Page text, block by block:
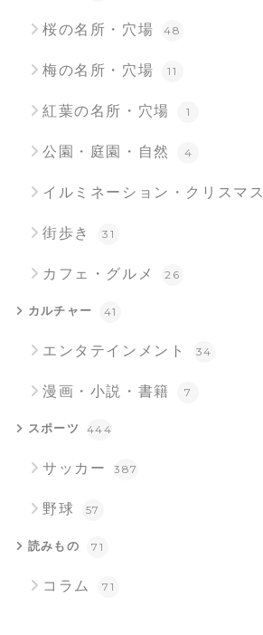
桜の名所・穴場 48
梅の名所・穴場 11
紅葉の名所・穴場 1
公園・庭園・自然 4
イルミネーション・クリスマス
街歩き 31
カフェ・グルメ 26
カルチャー 41
エンタテインメント 34
漫画・小説・書籍 7
スポーツ 444
サッカー 387
野球 57
読みもの 71
コラム 71